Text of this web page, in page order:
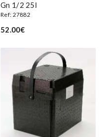
Gn 1/2 25l
Ref: 27882
52.00€